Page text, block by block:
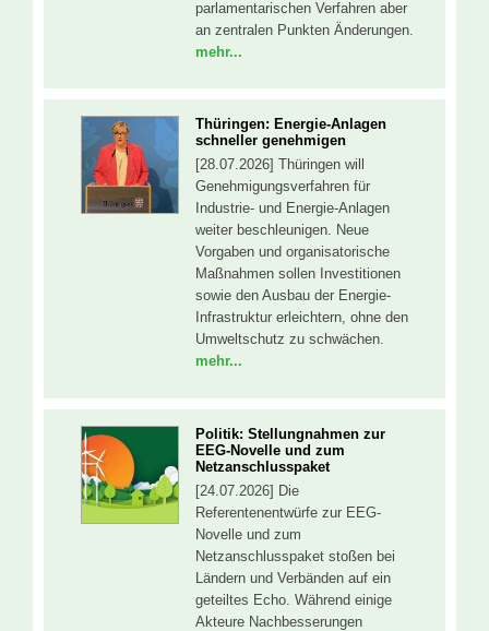
parlamentarischen Verfahren aber
an zentralen Punkten Änderungen.
mehr...
Thüringen: Energie-Anlagen
schneller genehmigen
[28.07.2026] Thüringen will
Genehmigungsverfahren für
Industrie- und Energie-Anlagen
weiter beschleunigen. Neue
Vorgaben und organisatorische
Maßnahmen sollen Investitionen
sowie den Ausbau der Energie-
Infrastruktur erleichtern, ohne den
Umweltschutz zu schwächen.
mehr...
Politik: Stellungnahmen zur
EEG-Novelle und zum
Netzanschlusspaket
[24.07.2026] Die
Referentenentwürfe zur EEG-
Novelle und zum
Netzanschlusspaket stoßen bei
Ländern und Verbänden auf ein
geteiltes Echo. Während einige
Akteure Nachbesserungen